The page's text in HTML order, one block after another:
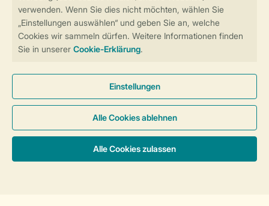
Sicherstellung Deiner Privatsphäre
Cookies und Banner
Barrierefreiheit
© 2026 Landal GreenParks GmbH